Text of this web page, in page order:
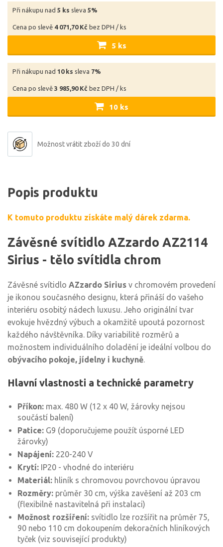
Při nákupu nad 5 ks sleva 5%
Cena po slevě 4 071,70 Kč bez DPH / ks
5 ks
Při nákupu nad 10 ks sleva 7%
Cena po slevě 3 985,90 Kč bez DPH / ks
10 ks
Možnost vrátit zboží do 30 dní
Popis produktu
K tomuto produktu získáte malý dárek zdarma.
Závěsné svítidlo AZzardo AZ2114
Sirius - tělo svítidla chrom
Závěsné svítidlo AZzardo Sirius v chromovém provedení
je ikonou současného designu, která přináší do vašeho
interiéru osobitý nádech luxusu. Jeho originální tvar
evokuje hvězdný výbuch a okamžitě upoutá pozornost
každého návštěvníka. Díky variabilitě rozměrů a
možnostem individuálního doladění je ideální volbou do
obývacího pokoje, jídelny i kuchyně.
Hlavní vlastnosti a technické parametry
Příkon: max. 480 W (12 x 40 W, žárovky nejsou
součástí balení)
Patice: G9 (doporučujeme použít úsporné LED
žárovky)
Napájení: 220-240 V
Krytí: IP20 - vhodné do interiéru
Materiál: hliník s chromovou povrchovou úpravou
Rozměry: průměr 30 cm, výška zavěšení až 203 cm
(flexibilně nastavitelná při instalaci)
Možnost rozšíření: svítidlo lze rozšířit na průměr 75,
90 nebo 110 cm dokoupením dekoračních hliníkových
tyček (viz související produkty)